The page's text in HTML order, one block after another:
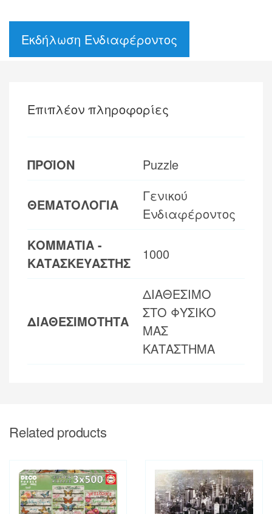
Εκδήλωση Ενδιαφέροντος
Επιπλέον πληροφορίες
ΠΡΟΪΟΝ Puzzle
ΘΕΜΑΤΟΛΟΓΙΑ
Γενικού
Ενδιαφέροντος
ΚΟΜΜΑΤΙΑ -
ΚΑΤΑΣΚΕΥΑΣΤΗΣ
1000
ΔΙΑΘΕΣΙΜΟΤΗΤΑ
ΔΙΑΘΕΣΙΜΟ
ΣΤΟ ΦΥΣΙΚΟ
ΜΑΣ
ΚΑΤΑΣΤΗΜΑ
Related products